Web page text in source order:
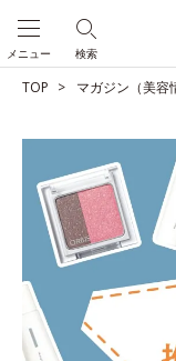
検索
メニュー
TOP マガジン（美容